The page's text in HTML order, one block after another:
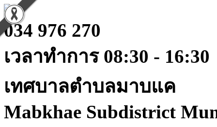
034 976 270
เวลาทำการ 08:30 - 16:30
เทศบาลตำบลมาบแค
Mabkhae Subdistrict